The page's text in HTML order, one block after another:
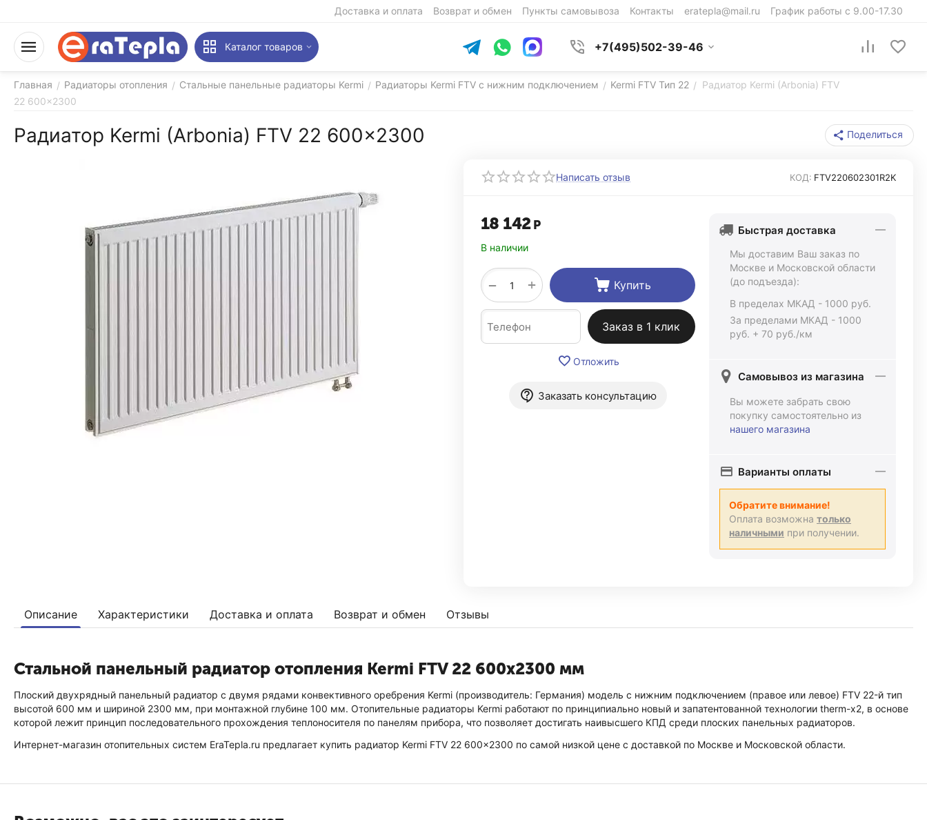
Доставка и оплата Возврат и обмен Пункты самовывоза Контакты eratepla@mail.ru График работы с 9.00-17.30
Каталог товаров +7(495)502-39-46
Главная / Радиаторы отопления / Стальные панельные радиаторы Kermi / Радиаторы Kermi FTV с нижним подключением / Kermi FTV Тип 22 / Радиатор Kermi (Arbonia) FTV
22 600x2300
Радиатор Kermi (Arbonia) FTV 22 600x2300 Поделиться
Написать отзыв КОД: FTV220602301R2K
18 142 Р
В наличии
+
− Купить
Заказ в 1 клик
Отложить
Заказать консультацию
Быстрая доставка
Мы доставим Ваш заказ по
Москве и Московской области
(до подъезда):
В пределах МКАД - 1000 руб.
За пределами МКАД - 1000
руб. + 70 руб./км
Самовывоз из магазина
Вы можете забрать свою
покупку самостоятельно из
нашего магазина
Варианты оплаты
Обратите внимание!
Оплата возможна только
наличными при получении.
Описание Характеристики Доставка и оплата Возврат и обмен Отзывы
Стальной панельный радиатор отопления Kermi FTV 22 600x2300 мм
Плоский двухрядный панельный радиатор с двумя рядами конвективного оребрения Kermi (производитель: Германия) модель с нижним подключением (правое или левое) FTV 22-й тип
высотой 600 мм и шириной 2300 мм, при монтажной глубине 100 мм. Отопительные радиаторы Kermi работают по принципиально новый и запатентованной технологии therm-x2, в основе
которой лежит принцип последовательного прохождения теплоносителя по панелям прибора, что позволяет достигать наивысшего КПД среди плоских панельных радиаторов.
Интернет-магазин отопительных систем EraTepla.ru предлагает купить радиатор Kermi FTV 22 600x2300 по самой низкой цене с доставкой по Москве и Московской области.